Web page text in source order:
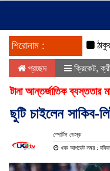
শিরোনাম :
প্রচ্ছদ ক্রিকেট,
টানা আন্তর্জাতিক ব্যস্ততার
ছুটি চাইলেন সাকিব-
স্পোর্টস ডেস্ক
খবর আপডেট সময় :